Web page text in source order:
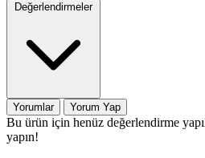
Değerlendirmeler
Yorumlar Yorum Yap
Bu ürün için henüz değerlendirme
yapın!